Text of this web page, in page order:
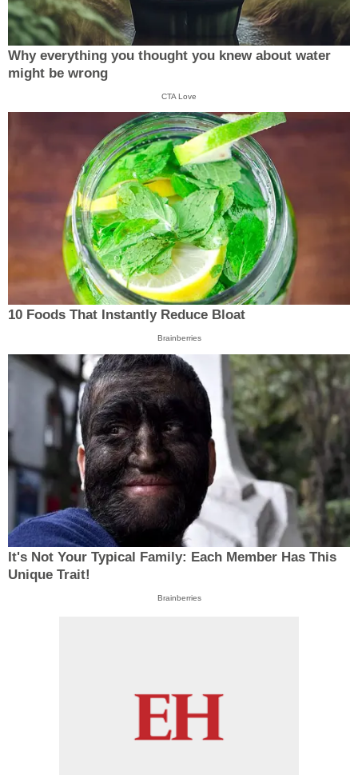
Why everything you thought you knew about water
might be wrong
CTA Love
10 Foods That Instantly Reduce Bloat
Brainberries
It's Not Your Typical Family: Each Member Has This
Unique Trait!
Brainberries